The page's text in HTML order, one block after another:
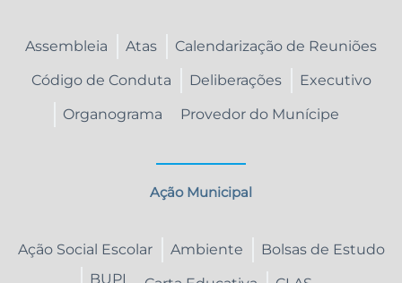
Assembleia Atas
Calendarização de Reuniões
Código de Conduta
Deliberações
Executivo
Organograma
Provedor do Munícipe
Ação Municipal
Ação Social Escolar Ambiente
Bolsas de Estudo
BUPI